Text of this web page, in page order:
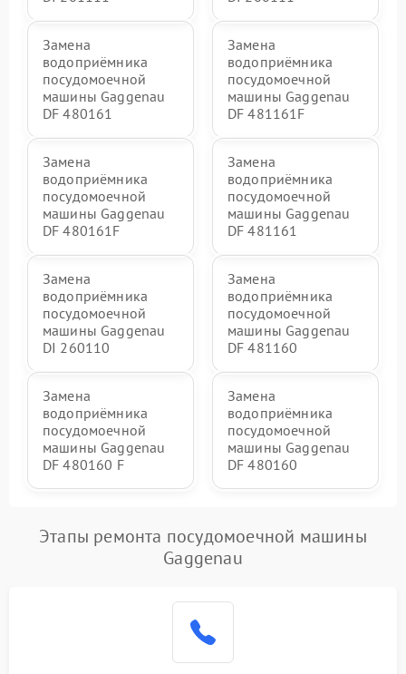
Замена
водоприёмника
посудомоечной
машины Gaggenau
DF 480161
Замена
водоприёмника
посудомоечной
машины Gaggenau
DF 481161F
Замена
водоприёмника
посудомоечной
машины Gaggenau
DF 480161F
Замена
водоприёмника
посудомоечной
машины Gaggenau
DF 481161
Замена
водоприёмника
посудомоечной
машины Gaggenau
DI 260110
Замена
водоприёмника
посудомоечной
машины Gaggenau
DF 481160
Замена
водоприёмника
посудомоечной
машины Gaggenau
DF 480160 F
Замена
водоприёмника
посудомоечной
машины Gaggenau
DF 480160
Этапы ремонта посудомоечной машины
Gaggenau